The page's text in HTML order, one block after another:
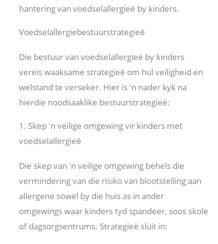
hantering van voedselallergieë by kinders.
Voedselallergiebestuurstrategieë
Die bestuur van voedselallergieë by kinders
vereis waaksame strategieë om hul veiligheid en
welstand te verseker. Hier is 'n nader kyk na
hierdie noodsaaklike bestuurstrategieë:
1. Skep 'n veilige omgewing vir kinders met
voedselallergieë
Die skep van 'n veilige omgewing behels die
vermindering van die risiko van blootstelling aan
allergene sowel by die huis as in ander
omgewings waar kinders tyd spandeer, soos skole
of dagsorgsentrums. Strategieë sluit in: